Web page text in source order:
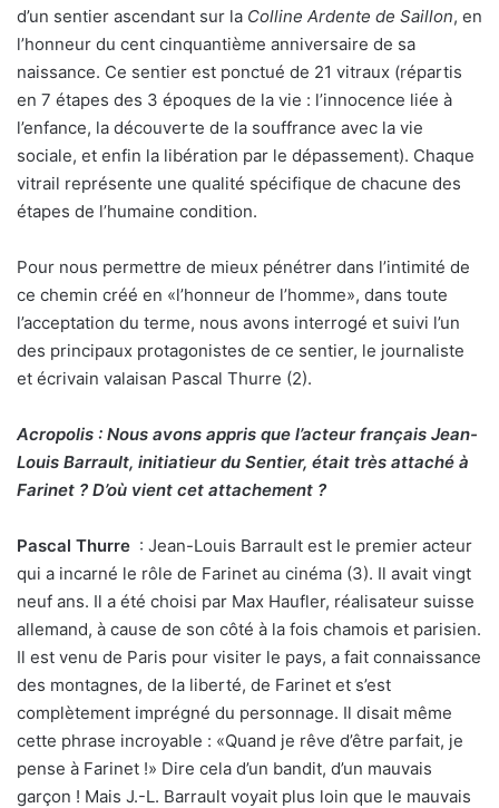
d’un sentier ascendant sur la Colline Ardente de Saillon, en
l’honneur du cent cinquantième anniversaire de sa
naissance. Ce sentier est ponctué de 21 vitraux (répartis
en 7 étapes des 3 époques de la vie : l’innocence liée à
l’enfance, la découverte de la souffrance avec la vie
sociale, et enfin la libération par le dépassement). Chaque
vitrail représente une qualité spécifique de chacune des
étapes de l’humaine condition.
Pour nous permettre de mieux pénétrer dans l’intimité de
ce chemin créé en «l’honneur de l’homme», dans toute
l’acceptation du terme, nous avons interrogé et suivi l’un
des principaux protagonistes de ce sentier, le journaliste
et écrivain valaisan Pascal Thurre (2).
Acropolis : Nous avons appris que l’acteur français Jean-
Louis Barrault, initiatieur du Sentier, était très attaché à
Farinet ? D’où vient cet attachement ?
Pascal Thurre : Jean-Louis Barrault est le premier acteur
qui a incarné le rôle de Farinet au cinéma (3). Il avait vingt
neuf ans. Il a été choisi par Max Haufler, réalisateur suisse
allemand, à cause de son côté à la fois chamois et parisien.
Il est venu de Paris pour visiter le pays, a fait connaissance
des montagnes, de la liberté, de Farinet et s’est
complètement imprégné du personnage. Il disait même
cette phrase incroyable : «Quand je rêve d’être parfait, je
pense à Farinet !» Dire cela d’un bandit, d’un mauvais
garçon ! Mais J.-L. Barrault voyait plus loin que le mauvais